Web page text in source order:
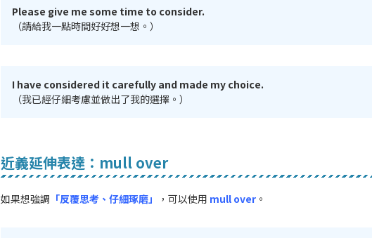
Please give me some time to consider.
（請給我一點時間好好想一想。）
I have considered it carefully and made my choice.
（我已經仔細考慮並做出了我的選擇。）
近義延伸表達：mull over
如果想強調 「反覆思考、仔細琢磨」 ，可以使用 mull over 。